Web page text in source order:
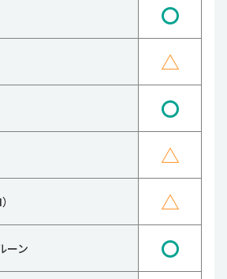
〇
△
〇
△
△
ーン 〇